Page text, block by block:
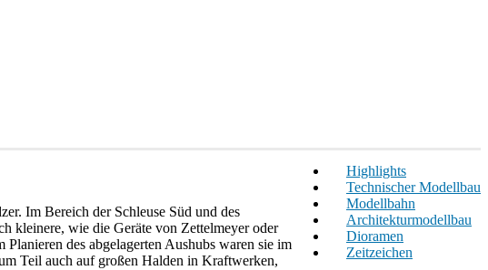
Highlights
Technischer Modellbau
Modellbahn
Architekturmodellbau
Dioramen
Zeitzeichen
Im Bereich der Schleuse Süd und des
kleinere, wie die Geräte von Zettelmeyer oder
des abgelagerten Aushubs waren sie im
Teil auch auf großen Halden in Kraftwerken,